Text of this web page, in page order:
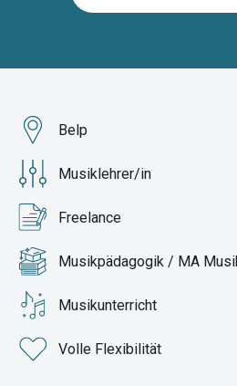
Belp
Musiklehrer/in
Freelance
Musikpädagogik / MA
Musikunterricht
Volle Flexibilität